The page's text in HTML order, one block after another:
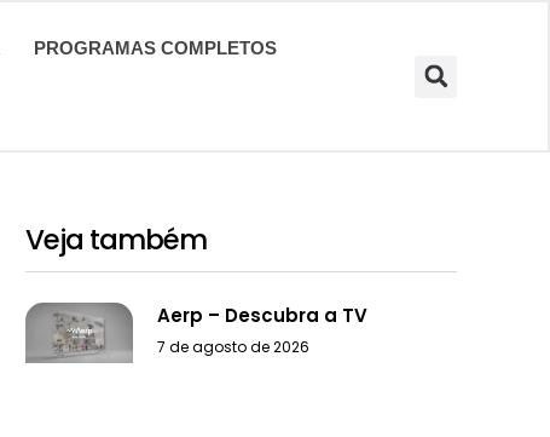
PROGRAMAS COMPLETOS
Veja também
Aerp – Descubra a TV
7 de agosto de 2026